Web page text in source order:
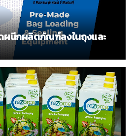
ผนึกผลิตภัณฑ์ลงในถุงและ